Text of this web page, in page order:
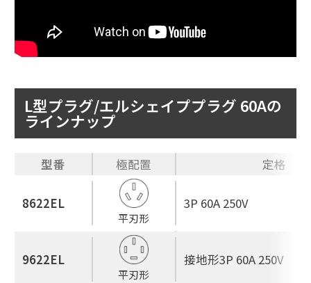
L型プラグ/エルシェイププラグ 60Aの
ラインナップ
型番 極配置 定格
8622EL
平刃形
3P 60A 250V
9622EL
平刃形
接地形3P 60A 250V